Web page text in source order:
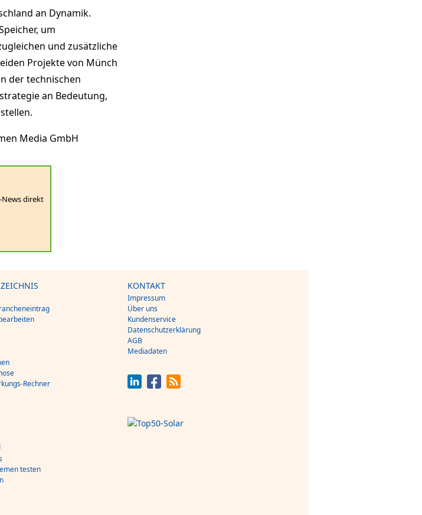
an Dynamik.
um
und zusätzliche
Projekte von Münch
der technischen
an Bedeutung,
Media GmbH
News direkt
Rechner
testen
KONTAKT
Impressum
Über uns
Kundenservice
Datenschutzerklärung
AGB
Mediadaten